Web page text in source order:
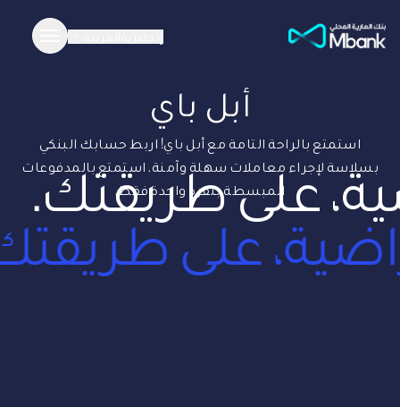
أبل باي
استمتع بالراحة التامة مع أبل باي! اربط حسابك البنكي
بسلاسة لإجراء معاملات سهلة وآمنة. استمتع بالمدفوعات
المبسطة بنقرة واحدة فقط.
على طريقتك.
على